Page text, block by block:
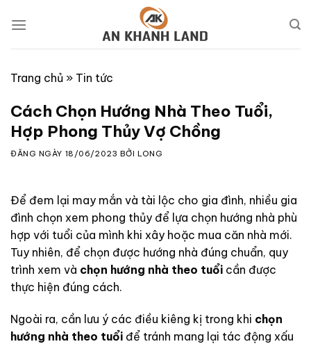
Trang chủ » Tin tức
Cách Chọn Hướng Nhà Theo Tuổi,
Hợp Phong Thủy Vợ Chồng
ĐĂNG NGÀY 18/06/2023 BỞILONG
Để đem lại may mắn và tài lộc cho gia đình, nhiều gia
đình chọn xem phong thủy để lựa chọn hướng nhà phù
hợp với tuổi của mình khi xây hoặc mua căn nhà mới.
Tuy nhiên, để chọn được hướng nhà đúng chuẩn, quy
trình xem và chọn hướng nhà theo tuổi cần được
thực hiện đúng cách.
Ngoài ra, cần lưu ý các điều kiêng kị trong khi chọn
hướng nhà theo tuổi để tránh mang lại tác động xấu